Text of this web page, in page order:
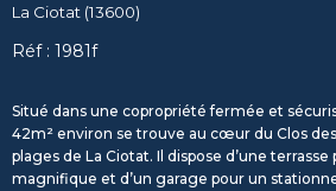
La Ciotat (13600)
Réf : 1981f
Situé dans une copropriété fermée et
42m² environ se trouve au cœur du Clos
plages de La Ciotat. Il dispose d’une
magnifique et d’un garage pour un